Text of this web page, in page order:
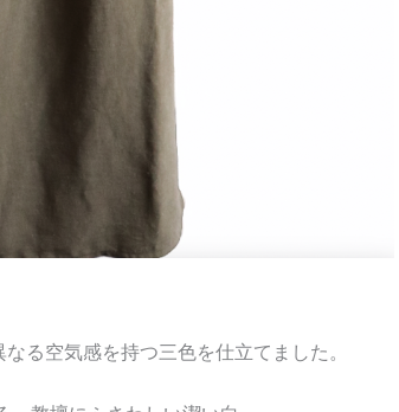
る空気感を持つ三色を仕立てました。